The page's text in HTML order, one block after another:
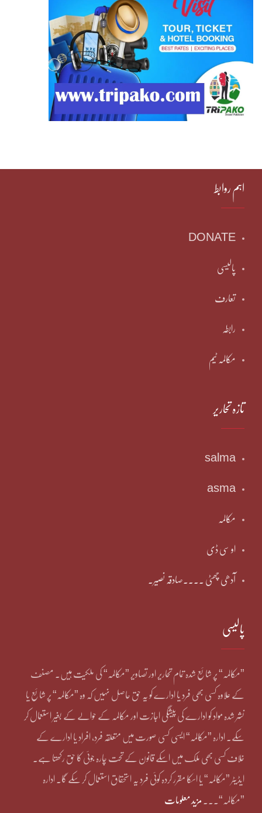
اہم روابط
DONATE
پالیسی
تعارف
رابطہ
مکالمہ ٹیم
تازہ تحاریر
salma
asma
مکالمہ
او سی ڈی
آدھی چھٹی ۔۔۔۔صادقہ نصیر۔
پالیسی
”مکالمہ“ پر شائع شدہ تمام تحاریر اور تصاویر ”مکالمہ“ کی ملکیت ہیں۔ مصنف
کے علاوہ کسی بھی فرد یا ادارے کو یہ حق حاصل نہیں کہ وہ ”مکالمہ“ پر شائع یا
نشر شدہ مواد کو ادارے کی پیشگی اجازت اور مکالمہ کے حوالے کے بغیر استعمال کر
سکے۔ ادارہ ”مکالمہ“ ایسی کسی صورت میں متعلقہ فرد، افراد یا ادارے کے
خلاف کسی بھی ملک میں اسکے قانون کے تحت چارہ جوئی کا حق رکھتا ہے۔
ایڈیٹر ”مکالمہ“ یا اسکا مقرر کردہ کوئی فرد یہ استحقاق استعمال کر سکے گا۔ ادارہ
”مکالمہ“۔۔۔ مزید معلومات